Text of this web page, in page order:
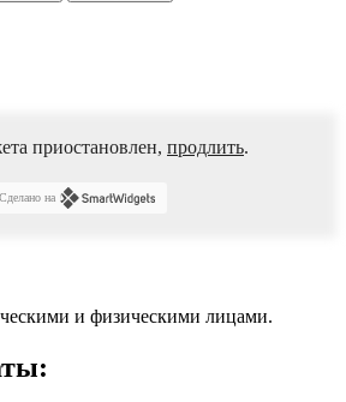
приостановлен, продлить.
Сделано на
и физическими лицами.